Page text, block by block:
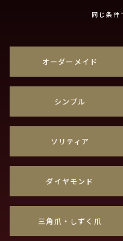
同じ条件
オーダーメイド
シンプル
ソリティア
ダイヤモンド
三角爪・しずく爪